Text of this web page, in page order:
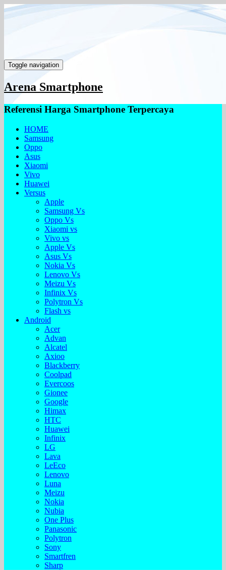
Toggle navigation
Arena Smartphone
Referensi Harga Smartphone Terpercaya
HOME
Samsung
Oppo
Asus
Xiaomi
Vivo
Huawei
Versus
Apple
Samsung Vs
Oppo Vs
Xiaomi vs
Vivo vs
Apple Vs
Asus Vs
Nokia Vs
Lenovo Vs
Meizu Vs
Infinix Vs
Polytron Vs
Flash vs
Android
Acer
Advan
Alcatel
Axioo
Blackberry
Coolpad
Evercoos
Gionee
Google
Himax
HTC
Huawei
Infinix
LG
Lava
LeEco
Lenovo
Luna
Meizu
Nokia
Nubia
One Plus
Panasonic
Polytron
Sony
Smartfren
Sharp